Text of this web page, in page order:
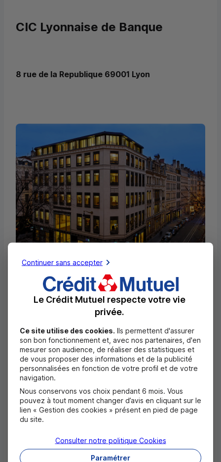
CIC Lyonnaise de Banque
8 rue de la Republique 69001 Lyon
Images
Continuer sans accepter
Le Crédit Mutuel respecte votre vie
privée.
Ce site utilise des cookies. Ils permettent d'assurer
son bon fonctionnement et, avec nos partenaires, d'en
mesurer son audience, de réaliser des statistiques et
de vous proposer des informations et de la publicité
personnalisées en fonction de votre profil et de votre
navigation.
Nous conservons vos choix pendant 6 mois. Vous
pouvez à tout moment changer d’avis en cliquant sur le
lien « Gestion des cookies » présent en pied de page
du site.
Paramétrer
Consulter notre politique Cookies